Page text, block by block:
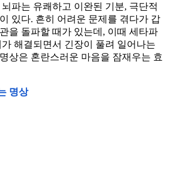
파는 유쾌하고 이완된 기분, 극단적
있다. 흔히 어려운 문제를 겪다가 갑
을 돌파할 때가 있는데, 이때 세타파
해결되면서 긴장이 풀려 일어나는
상은 혼란스러운 마음을 잠재우는 효
명상